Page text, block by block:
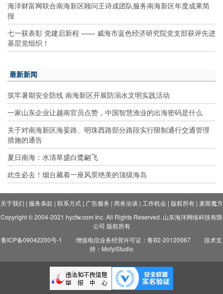
海洋财富网联合南海新区顾问王诗成团队服务南海新区年度成果简
报
七一获表彰 党建启新程 —— 威海市蓝色经济研究院党支部获评先进
基层党组织！
最新新闻
筑牢暑期安全防线 南海新区开展防溺水文明实践活动
一家山东企业让越南官员点赞，中国智慧渔业的出海密码是什么
关于对南海新区海晏路、明珠西路部分路段实行限制通行交通管理
措施的通告
夏日南海：水清草盛白鹭翩飞
此生必去！烟台藏着一座风景绝美的顶级海岛
关于我们 | 服务条款 | 联系方式| 广告服务 | 商务洽谈 | 工作机会| 版权所有| 麦斯魔方
Copyright © 2004-2021 hycfw.com Inc. All Rights Reserved. 山东海洋网络科技有限
公司 版权所有
鲁ICP备09042200号-1
增值电信业务经营许可证：鲁B2-20120067
技术支
持：MofyiStudio